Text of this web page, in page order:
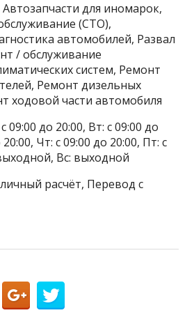
для иномарок,
(СТО),
автомобилей, Развал
/ обслуживание
систем, Ремонт
Ремонт дизельных
ходовой части автомобиля
до 20:00, Вт: с 09:00 до
Чт: с 09:00 до 20:00, Пт: с
Вс: выходной
расчёт, Перевод с